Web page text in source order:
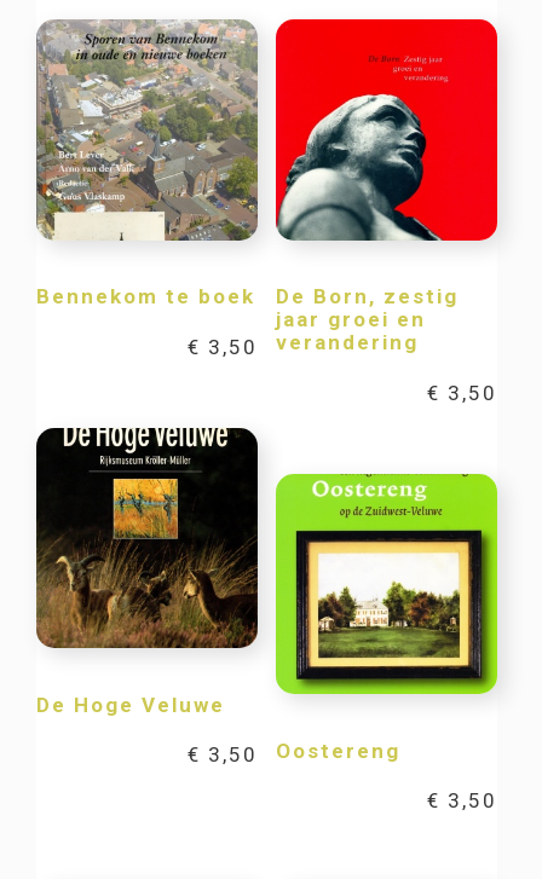
Bennekom te boek
€ 3,50
De Born, zestig
jaar groei en
verandering
€ 3,50
De Hoge Veluwe
€ 3,50 Oostereng
€ 3,50